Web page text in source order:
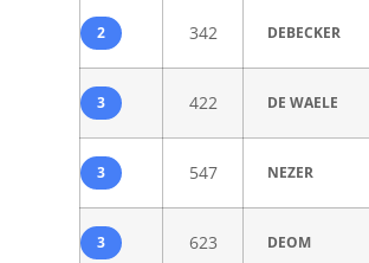
2 342 DEBECKER
3 422 DE WAELE
3 547 NEZER
3 623 DEOM